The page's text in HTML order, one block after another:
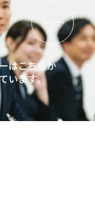
はこちらか
います。